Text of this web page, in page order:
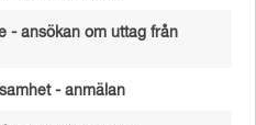
- ansökan om uttag från
- anmälan